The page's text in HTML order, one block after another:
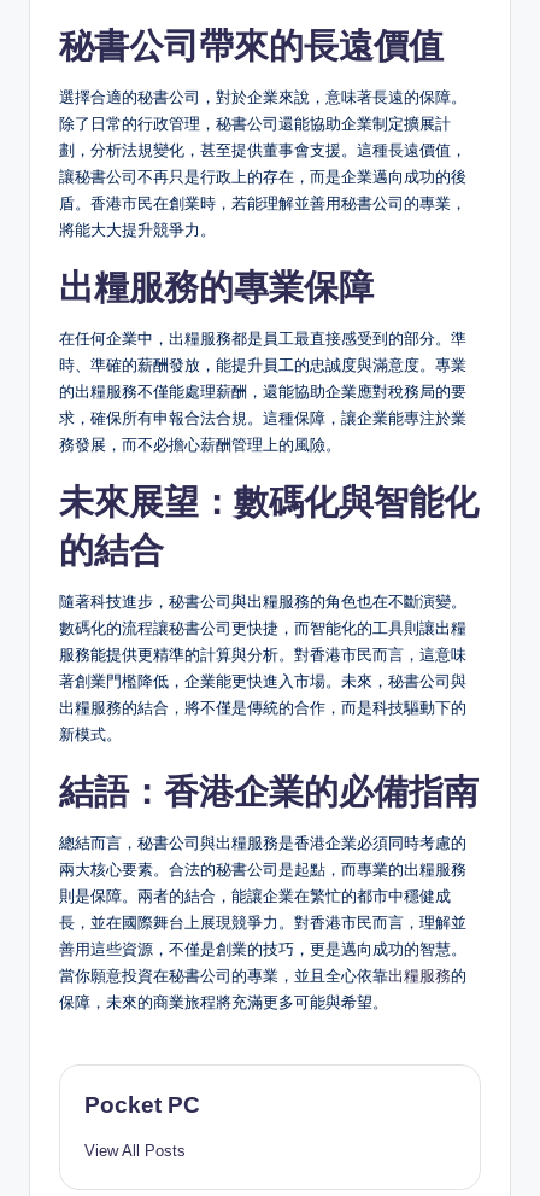
秘書公司帶來的長遠價值
選擇合適的秘書公司，對於企業來說，意味著長遠的保障。
除了日常的行政管理，秘書公司還能協助企業制定擴展計
劃，分析法規變化，甚至提供董事會支援。這種長遠價值，
讓秘書公司不再只是行政上的存在，而是企業邁向成功的後
盾。香港市民在創業時，若能理解並善用秘書公司的專業，
將能大大提升競爭力。
出糧服務的專業保障
在任何企業中，出糧服務都是員工最直接感受到的部分。準
時、準確的薪酬發放，能提升員工的忠誠度與滿意度。專業
的出糧服務不僅能處理薪酬，還能協助企業應對稅務局的要
求，確保所有申報合法合規。這種保障，讓企業能專注於業
務發展，而不必擔心薪酬管理上的風險。
未來展望：數碼化與智能化
的結合
隨著科技進步，秘書公司與出糧服務的角色也在不斷演變。
數碼化的流程讓秘書公司更快捷，而智能化的工具則讓出糧
服務能提供更精準的計算與分析。對香港市民而言，這意味
著創業門檻降低，企業能更快進入市場。未來，秘書公司與
出糧服務的結合，將不僅是傳統的合作，而是科技驅動下的
新模式。
結語：香港企業的必備指南
總結而言，秘書公司與出糧服務是香港企業必須同時考慮的
兩大核心要素。合法的秘書公司是起點，而專業的出糧服務
則是保障。兩者的結合，能讓企業在繁忙的都市中穩健成
長，並在國際舞台上展現競爭力。對香港市民而言，理解並
善用這些資源，不僅是創業的技巧，更是邁向成功的智慧。
當你願意投資在秘書公司的專業，並且全心依靠出糧服務的
保障，未來的商業旅程將充滿更多可能與希望。
Pocket PC
View All Posts